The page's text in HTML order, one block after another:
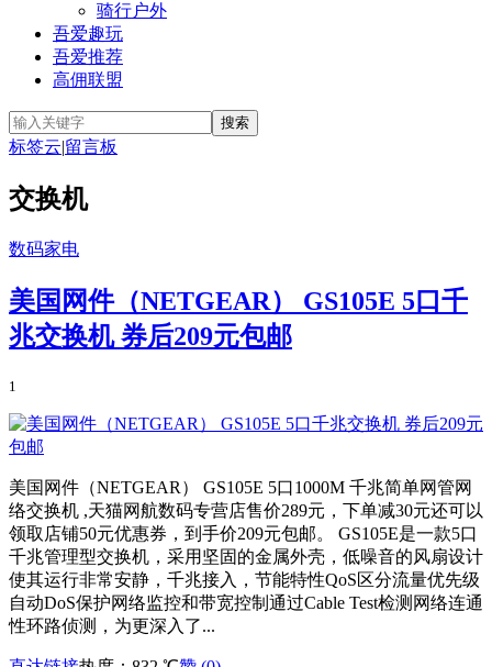
骑行户外
吾爱趣玩
吾爱推荐
高佣联盟
标签云|留言板
交换机
数码家电
美国网件（NETGEAR） GS105E 5口千
兆交换机 券后209元包邮
1
美国网件（NETGEAR） GS105E 5口1000M 千兆简单网管网
络交换机 ,天猫网航数码专营店售价289元，下单减30元还可以
领取店铺50元优惠券，到手价209元包邮。 GS105E是一款5口
千兆管理型交换机，采用坚固的金属外壳，低噪音的风扇设计
使其运行非常安静，千兆接入，节能特性QoS区分流量优先级
自动DoS保护网络监控和带宽控制通过Cable Test检测网络连通
性环路侦测，为更深入了...